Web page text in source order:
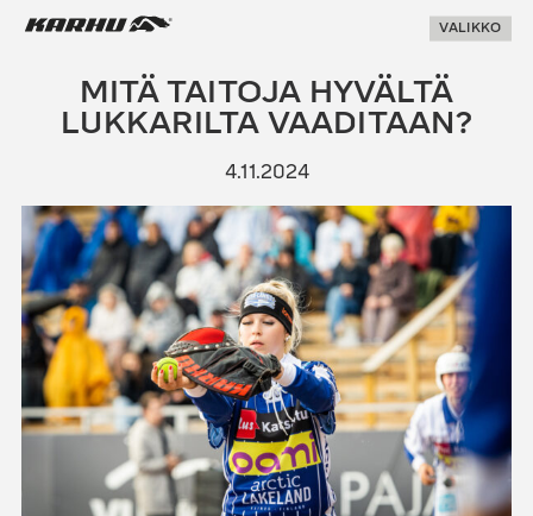
Suoraan
Karhu Pesis VALIKKO
MITÄ TAITOJA HYVÄLTÄ
LUKKARILTA VAADITAAN?
4.11.2024